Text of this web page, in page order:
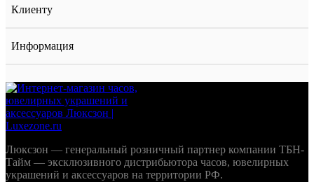
Клиенту
Информация
Люксзон — генеральный розничный партнер компании ТБН-
Тайм — эксклюзивного дистрибьютора часов, ювелирных
украшений и аксессуаров на территории РФ.